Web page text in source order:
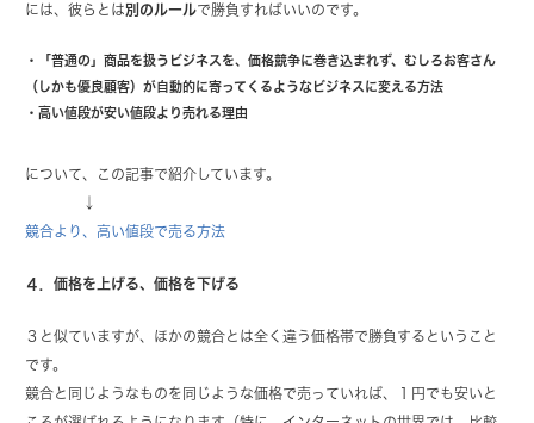
には、彼らとは別のルールで勝負すればいいのです。
・「普通の」商品を扱うビジネスを、価格競争に巻き込まれず、むしろお客さん
（しかも優良顧客）が自動的に寄ってくるようなビジネスに変える方法
・高い値段が安い値段より売れる理由
について、この記事で紹介しています。
↓
競合より、高い値段で売る方法
４．価格を上げる、価格を下げる
３と似ていますが、ほかの競合とは全く違う価格帯で勝負するということ
です。
競合と同じようなものを同じような価格で売っていれば、１円でも安いと